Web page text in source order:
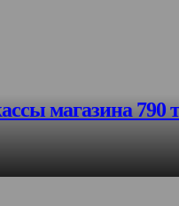
магазина